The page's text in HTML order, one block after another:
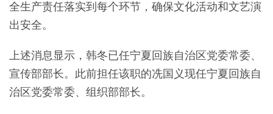
全生产责任落实到每个环节，确保文化活动和文艺演
出安全。
上述消息显示，韩冬已任宁夏回族自治区党委常委、
宣传部部长。此前担任该职的冼国义现任宁夏回族自
治区党委常委、组织部部长。